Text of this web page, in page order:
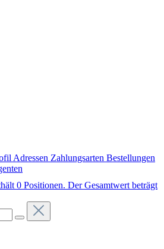
Adressen Zahlungsarten Bestellungen
0 Positionen. Der Gesamtwert beträgt